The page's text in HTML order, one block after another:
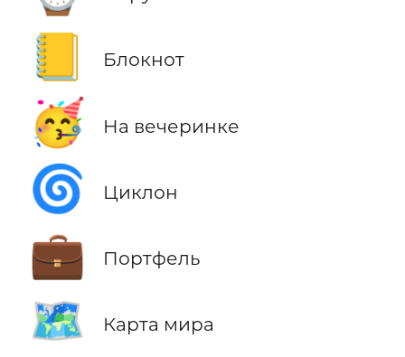
📒 Блокнот
🥳 На вечеринке
🌀 Циклон
💼 Портфель
🗺️ Карта мира